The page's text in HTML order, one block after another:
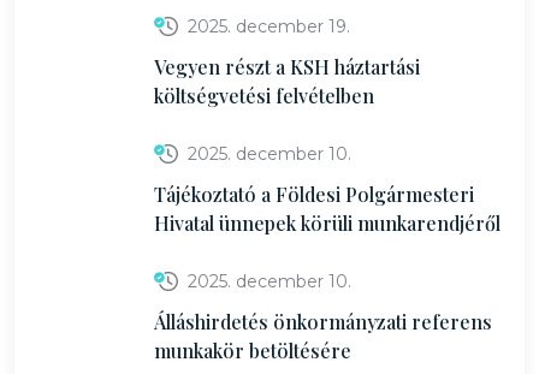
2025. december 19.
Vegyen részt a KSH háztartási
költségvetési felvételben
2025. december 10.
Tájékoztató a Földesi Polgármesteri
Hivatal ünnepek körüli munkarendjéről
2025. december 10.
Álláshirdetés önkormányzati referens
munkakör betöltésére